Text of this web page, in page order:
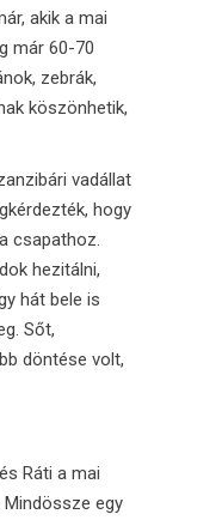
akik a mai
már 60-70
zebrák,
köszönhetik,
vadállat
hogy
csapathoz.
hezitálni,
hát bele is
Sőt,
döntése volt,
Ráti a mai
Mindössze egy